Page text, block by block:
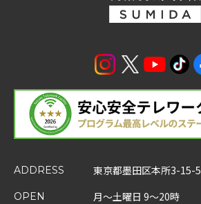
ADDRESS 東京都墨田区本所3-15-5
OPEN
月～土曜日 9～20時